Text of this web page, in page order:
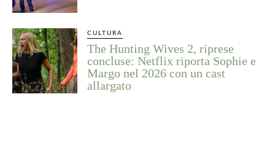
CULTURA
The Hunting Wives 2, riprese
concluse: Netflix riporta Sophie e
Margo nel 2026 con un cast
allargato